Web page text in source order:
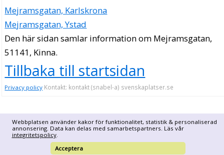
Webbplatsen använder kakor för funktionalitet, statistik & personaliserad
annonsering. Data kan delas med samarbetspartners. Läs vår
integritetspolicy.
Acceptera
Mejramsgatan, Karlskrona
Mejramsgatan, Ystad
Den här sidan samlar information om Mejramsgatan,
51141, Kinna.
Tillbaka till startsidan
Privacy policy Kontakt: kontakt (snabel-a) svenskaplatser.se